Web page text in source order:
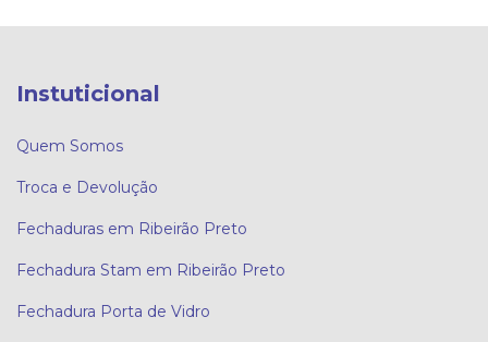
Instuticional
Quem Somos
Troca e Devolução
Fechaduras em Ribeirão Preto
Fechadura Stam em Ribeirão Preto
Fechadura Porta de Vidro